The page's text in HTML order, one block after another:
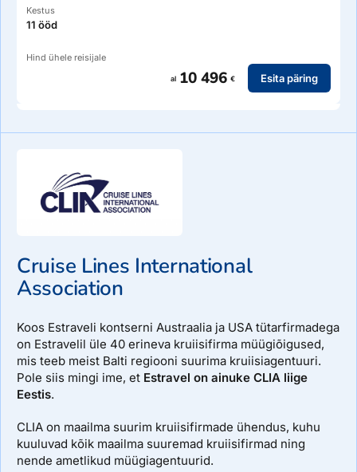
Kestus
11 ööd
Hind ühele reisijale
al 10 496 € Esita päring
Cruise Lines International
Association
Koos Estraveli kontserni Austraalia ja USA tütarfirmadega
on Estravelil üle 40 erineva kruiisifirma müügiõigused,
mis teeb meist Balti regiooni suurima kruiisiagentuuri.
Pole siis mingi ime, et Estravel on ainuke CLIA liige
Eestis.
CLIA on maailma suurim kruiisifirmade ühendus, kuhu
kuuluvad kõik maailma suuremad kruiisifirmad ning
nende ametlikud müügiagentuurid.